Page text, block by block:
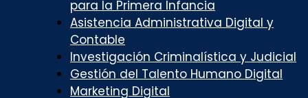
para la Primera Infancia
Asistencia Administrativa Digital y
Contable
Investigación Criminalística y Judicial
Gestión del Talento Humano Digital
Marketing Digital